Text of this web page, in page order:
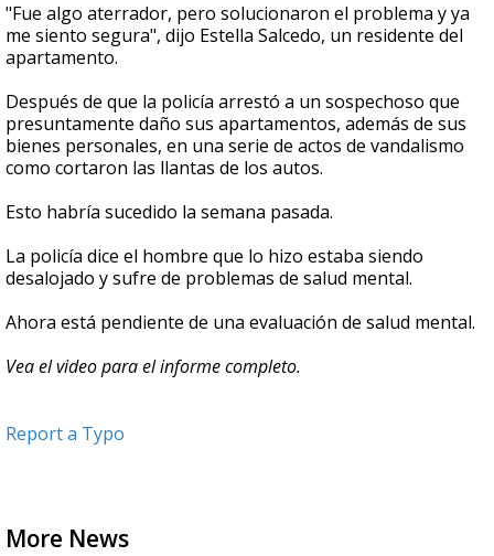
"Fue algo aterrador, pero solucionaron el problema y ya
me siento segura", dijo Estella Salcedo, un residente del
apartamento.
Después de que la policía arrestó a un sospechoso que
presuntamente daño sus apartamentos, además de sus
bienes personales, en una serie de actos de vandalismo
como cortaron las llantas de los autos.
Esto habría sucedido la semana pasada.
La policía dice el hombre que lo hizo estaba siendo
desalojado y sufre de problemas de salud mental.
Ahora está pendiente de una evaluación de salud mental.
Vea el video para el informe completo.
Report a Typo
More News